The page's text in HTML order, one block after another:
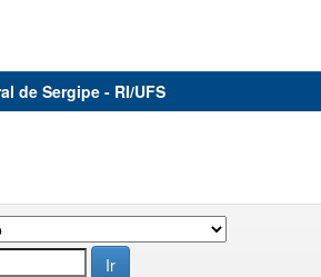
de Sergipe - RI/UFS